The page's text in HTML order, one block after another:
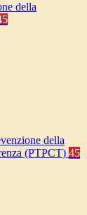
della
della
(PTPCT) 45